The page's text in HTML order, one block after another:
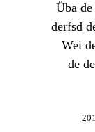
Üba
derfsd
Wei
de